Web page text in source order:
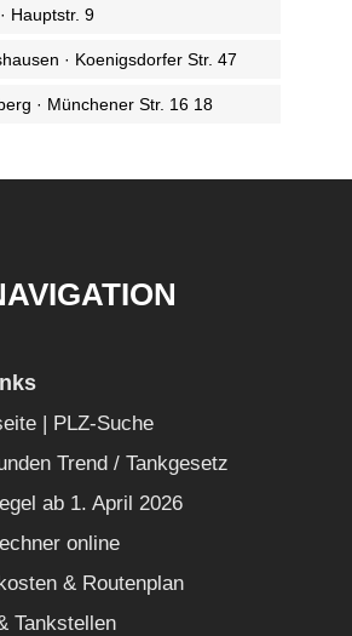
Hauptstr. 9
· Koenigsdorfer Str. 47
· Münchener Str. 16 18
| PLZ-Suche
Trend / Tankgesetz
ab 1. April 2026
online
& Routenplan
Tankstellen